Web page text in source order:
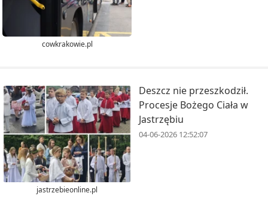
cowkrakowie.pl
jastrzebieonline.pl
Deszcz nie przeszkodził.
Procesje Bożego Ciała w
Jastrzębiu
04-06-2026 12:52:07